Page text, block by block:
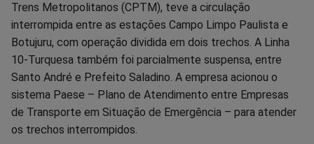
Trens Metropolitanos (CPTM), teve a circulação
interrompida entre as estações Campo Limpo Paulista e
Botujuru, com operação dividida em dois trechos. A Linha
10-Turquesa também foi parcialmente suspensa, entre
Santo André e Prefeito Saladino. A empresa acionou o
sistema Paese – Plano de Atendimento entre Empresas
de Transporte em Situação de Emergência – para atender
os trechos interrompidos.